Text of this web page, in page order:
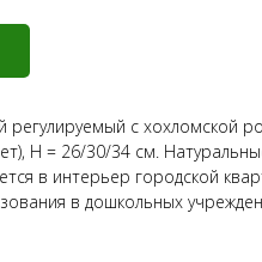
регулируемый с хохломской
Н = 26/30/34 см.
в интерьер городской
в дошкольных